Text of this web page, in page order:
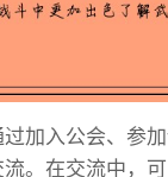
加入公会、参
。在交流中，